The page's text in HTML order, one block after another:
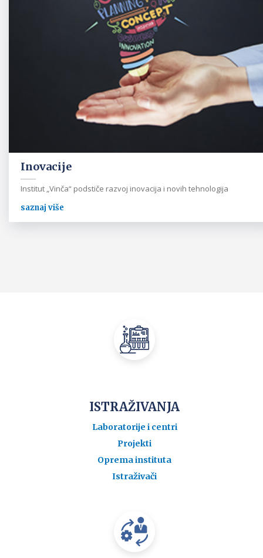
Inovacije
Institut „Vinča“ podstiče razvoj inovacija i novih tehnologija
saznaj više
ISTRAŽIVANJA
Laboratorije i centri
Projekti
Oprema instituta
Istraživači